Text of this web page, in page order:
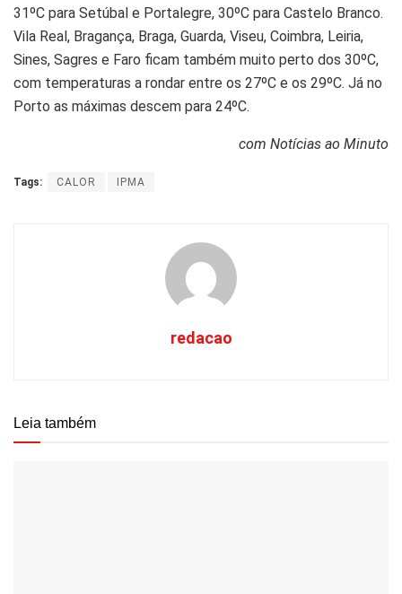
31ºC para Setúbal e Portalegre, 30ºC para Castelo Branco.
Vila Real, Bragança, Braga, Guarda, Viseu, Coimbra, Leiria,
Sines, Sagres e Faro ficam também muito perto dos 30ºC,
com temperaturas a rondar entre os 27ºC e os 29ºC. Já no
Porto as máximas descem para 24ºC.
com Notícias ao Minuto
Tags: CALOR IPMA
redacao
Leia também